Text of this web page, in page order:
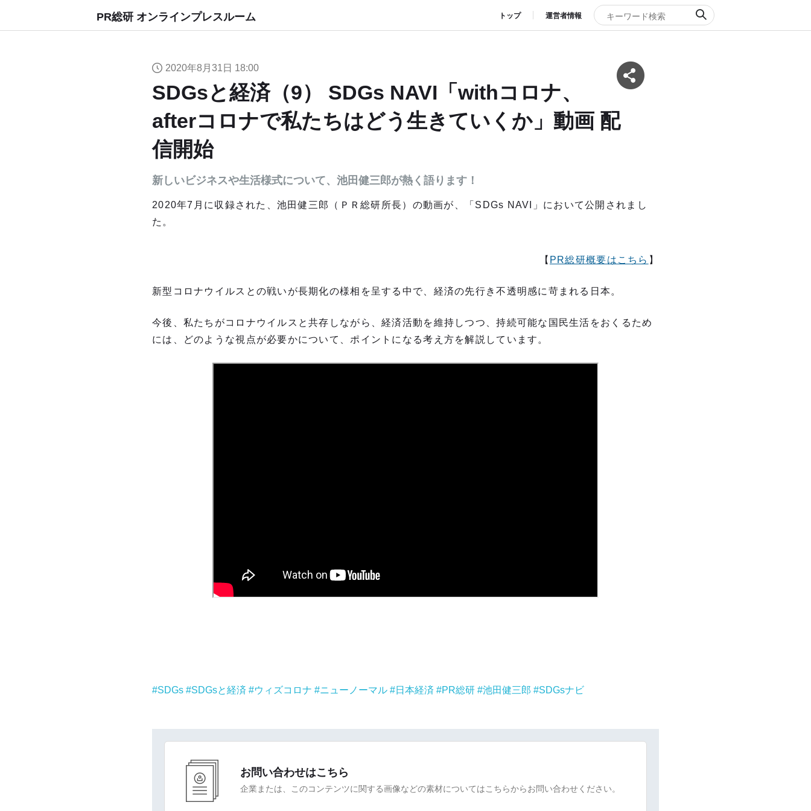
PR総研 オンラインプレスルーム トップ 運営者情報
2020年8月31日 18:00
SDGsと経済（9） SDGs NAVI「withコロナ、
afterコロナで私たちはどう生きていくか」動画 配
信開始
新しいビジネスや生活様式について、池田健三郎が熱く語ります！
2020年7月に収録された、池田健三郎（ＰＲ総研所長）の動画が、「SDGs NAVI」において公開されまし
た。
【 PR総研概要はこちら 】
新型コロナウイルスとの戦いが長期化の様相を呈する中で、経済の先行き不透明感に苛まれる日本。
今後、私たちがコロナウイルスと共存しながら、経済活動を維持しつつ、持続可能な国民生活をおくるため
には、どのような視点が必要かについて、ポイントになる考え方を解説しています。
SDGs SDGsと経済 ウィズコロナ ニューノーマル 日本経済 PR総研 池田健三郎 SDGsナビ
お問い合わせはこちら
企業または、このコンテンツに関する画像などの素材についてはこちらからお問い合わせください。